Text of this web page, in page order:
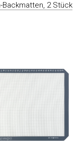
Backmatten, 2 Stück